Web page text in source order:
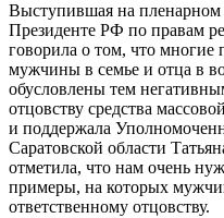
Выступившая на
Президенте РФ по правам
говорила о том, что
мужчины в семье и отца в
обусловлены тем
отцовству средства
и поддержала
Саратовской области
отметила, что нам очень
примеры, на которых
ответственному отцовству.